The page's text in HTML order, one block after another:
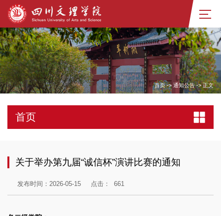
首页-> 通知公告->正文
首页
关于举办第九届“诚信杯”演讲比赛的通知
发布时间：2026-05-15 点击： 661